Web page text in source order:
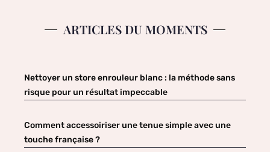
ARTICLES DU MOMENTS
Nettoyer un store enrouleur blanc : la méthode sans
risque pour un résultat impeccable
Comment accessoiriser une tenue simple avec une
touche française ?